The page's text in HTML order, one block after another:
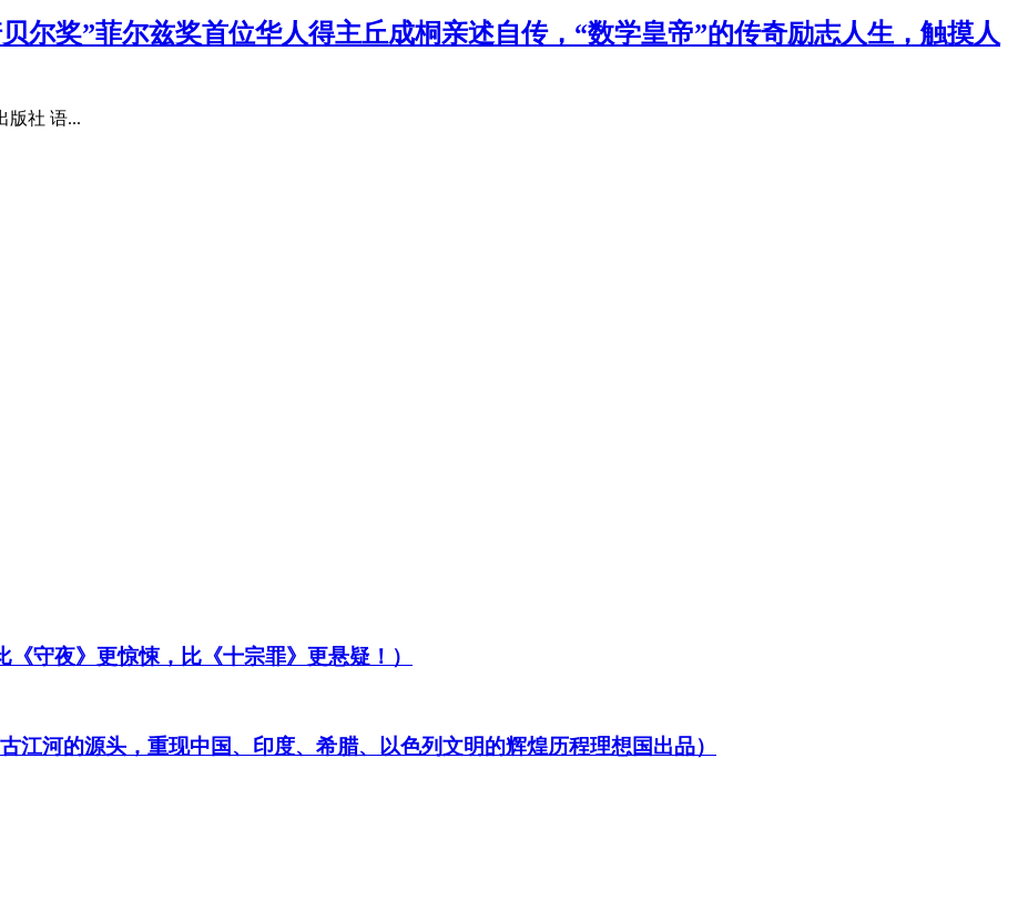
尔奖”菲尔兹奖首位华人得主丘成桐亲述自传，“数学皇帝”的传奇励志人生，触摸人
版社 语...
守夜》更惊悚，比《十宗罪》更悬疑！）
江河的源头，重现中国、印度、希腊、以色列文明的辉煌历程理想国出品）